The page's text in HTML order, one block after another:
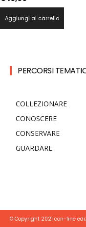
Aggiungi al carrello
PERCORSI
COLLEZIONARE
CONOSCERE
CONSERVARE
GUARDARE
© Copyright 2021 con-fine